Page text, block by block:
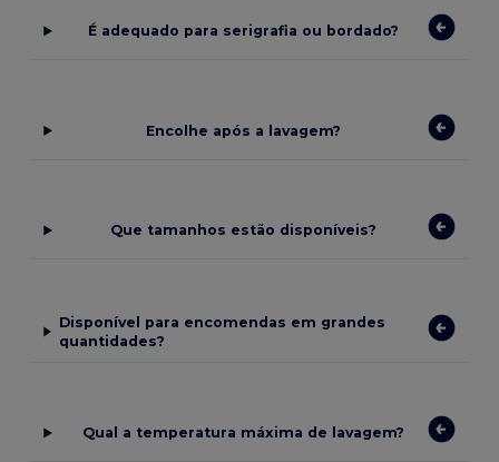
É adequado para serigrafia ou bordado?
Encolhe após a lavagem?
Que tamanhos estão disponíveis?
Disponível para encomendas em grandes
quantidades?
Qual a temperatura máxima de lavagem?